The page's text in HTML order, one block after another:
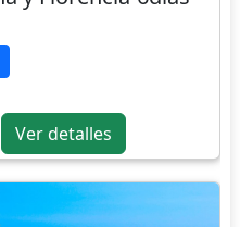
Ver detalles